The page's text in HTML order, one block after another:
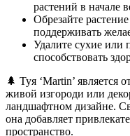
растений в начале
Обрезайте
поддерживать
Удалите сухие или
способствовать
🌲 Туя ‘Martin’ является
живой изгороди или
ландшафтном дизайне.
она добавляет
пространство.